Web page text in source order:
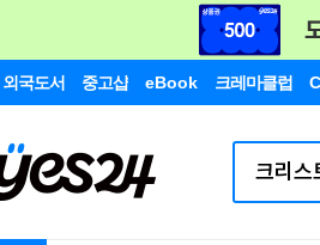
외국도서 중고샵 eBook 크레마클럽